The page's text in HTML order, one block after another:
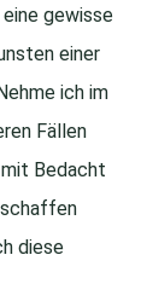
gewisse
einer
ich im
Fällen
Bedacht
diese